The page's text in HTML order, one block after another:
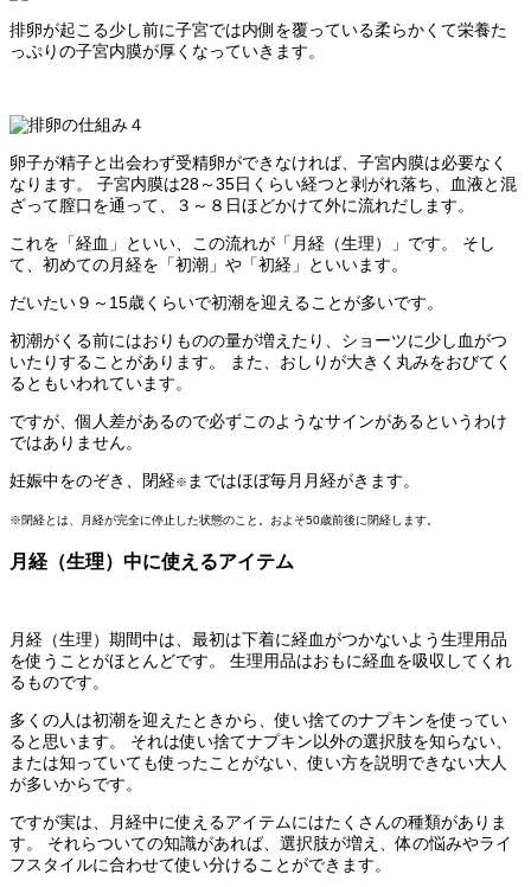
排卵が起こる少し前に子宮では内側を覆っている柔らかくて栄養た
っぷりの子宮内膜が厚くなっていきます。
卵子が精子と出会わず受精卵ができなければ、子宮内膜は必要なく
なります。 子宮内膜は28～35日くらい経つと剥がれ落ち、血液と混
ざって膣口を通って、３～８日ほどかけて外に流れだします。
これを「経血」といい、この流れが「月経（生理）」です。 そし
て、初めての月経を「初潮」や「初経」といいます。
だいたい９～15歳くらいで初潮を迎えることが多いです。
初潮がくる前にはおりものの量が増えたり、ショーツに少し血がつ
いたりすることがあります。 また、おしりが大きく丸みをおびてく
るともいわれています。
ですが、個人差があるので必ずこのようなサインがあるというわけ
ではありません。
妊娠中をのぞき、閉経※ まではほぼ毎月月経がきます。
※閉経とは、月経が完全に停止した状態のこと。およそ50歳前後に閉経します。
月経（生理）中に使えるアイテム
月経（生理）期間中は、最初は下着に経血がつかないよう生理用品
を使うことがほとんどです。 生理用品はおもに経血を吸収してくれ
るものです。
多くの人は初潮を迎えたときから、使い捨てのナプキンを使ってい
ると思います。 それは使い捨てナプキン以外の選択肢を知らない、
または知っていても使ったことがない、使い方を説明できない大人
が多いからです。
ですが実は、月経中に使えるアイテムにはたくさんの種類がありま
す。 それらついての知識があれば、選択肢が増え、体の悩みやライ
フスタイルに合わせて使い分けることができます。